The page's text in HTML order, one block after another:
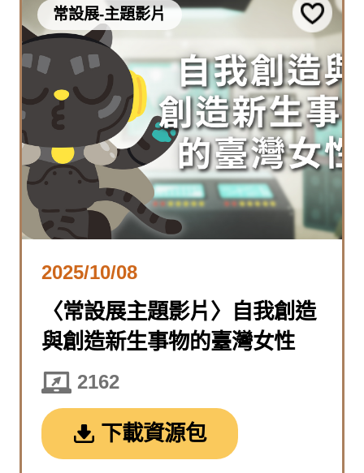
常設展-主題影片
2025/10/08
〈常設展主題影片〉自我創造
與創造新生事物的臺灣女性
2162
下載資源包